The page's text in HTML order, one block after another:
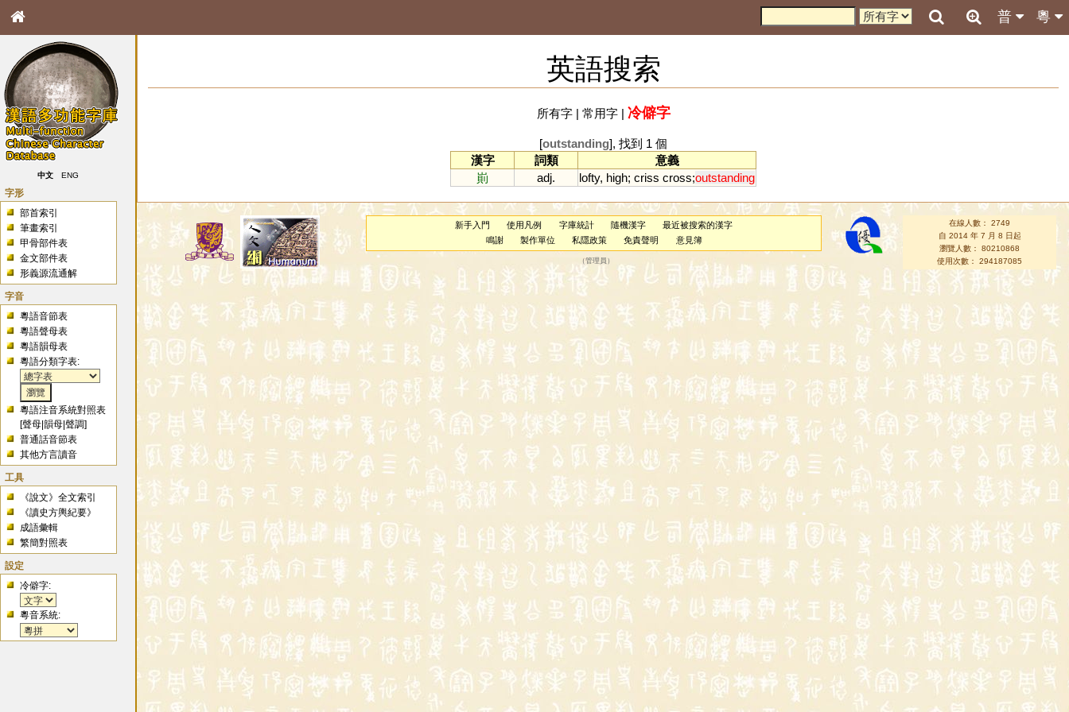
粵
普
中文 ENG
字形
部首索引
筆畫索引
甲骨部件表
金文部件表
形義源流通解
字音
粵語音節表
粵語聲母表
粵語韻母表
粵語分類字表:
粵語注音系統對照表
[聲母 |韻母 |聲調]
普通話音節表
其他方言讀音
工具
《說文》全文索引
《讀史方輿紀要》
成語彙輯
繁簡對照表
設定
冷僻字:
粵音系統:
英語搜索
所有字| 常用字| 冷僻字
[outstanding], 找到 1 個
漢字
詞類
意義
崱
adj. lofty, high; criss cross;outstanding
新手入門 使用凡例 字庫統計 隨機漢字
最近被搜索的漢字
鳴謝
製作單位 私隱政策 免責聲明 意見簿
（管理員 ）
在線人數： 2749
自 2014 年 7 月 8 日起
瀏覽人數： 80210868
使用次數： 294187085